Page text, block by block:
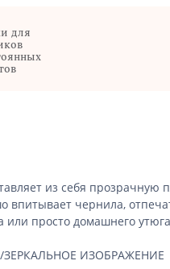
для
из себя прозрачную
чернила,
просто домашнего
ЗЕРКАЛЬНОЕ ИЗОБРАЖЕНИЕ